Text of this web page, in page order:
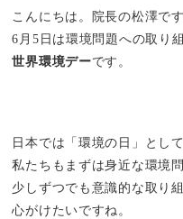
こんにちは。院長の松澤です
6月5日は環境問題への取り
世界環境デーです。
日本では「環境の日」とし
私たちもまずは身近な環境
少しずつでも意識的な取り
心がけたいですね。